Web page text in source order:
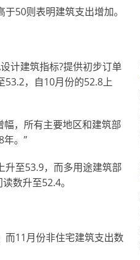
50则表明建筑支出增加。
计建筑指标?提供初步订单
53.2，自10月份的52.8上
，所有主要地区和建筑部
年。”
升至53.9，而多用途建筑部
数升至52.4。
而11月份非住宅建筑支出数